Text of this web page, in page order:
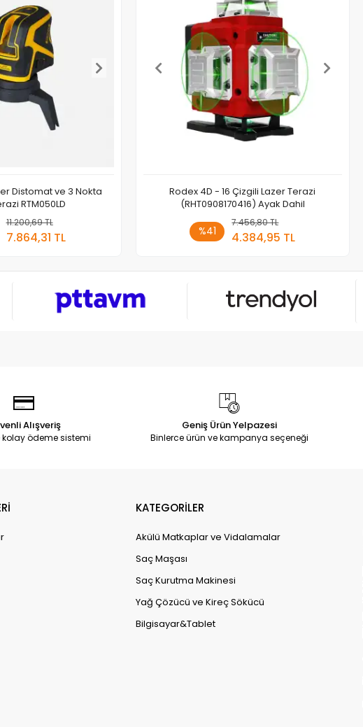
Distomat ve 3 Nokta
RTM050LD
11.200,69 TL
7.864,31 TL
Sepete Ekle
Rodex 4D - 16 Çizgili Lazer Terazi
(RHT0908170416) Ayak Dahil
%41
7.456,80 TL
4.384,95 TL
Sepete Ekle
Alışveriş
kolay ödeme sistemi
Geniş Ürün Yelpazesi
Binlerce ürün ve kampanya seçeneği
KATEGORİLER
Akülü Matkaplar ve Vidalamalar
Saç Maşası
Saç Kurutma Makinesi
Yağ Çözücü ve Kireç Sökücü
Bilgisayar&Tablet